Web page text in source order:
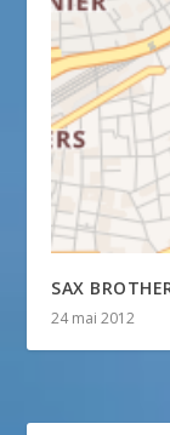
SAX
24 mai 2012